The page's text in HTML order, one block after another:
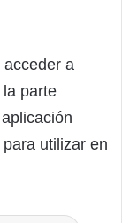
acceder a
parte
utilizar en